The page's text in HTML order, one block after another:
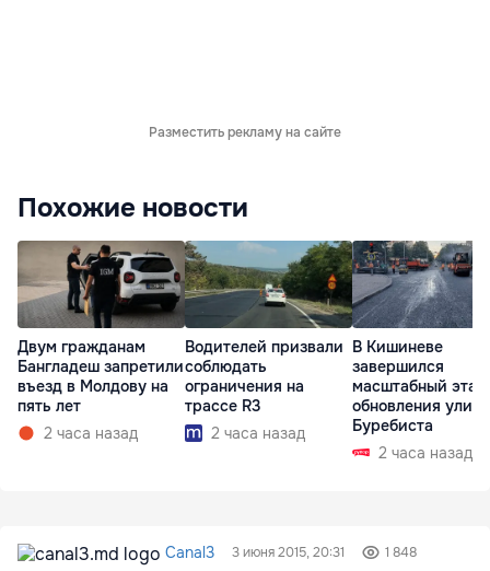
Разместить рекламу на сайте
Похожие новости
Двум гражданам
Бангладеш запретили
въезд в Молдову на
пять лет
2 часа назад
Водителей призвали
соблюдать
ограничения на
трассе R3
2 часа назад
В Кишиневе
завершился
масштабный этап
обновления
Буребиста
2 часа назад
Canal3 3 июня 2015, 20:31 1 848